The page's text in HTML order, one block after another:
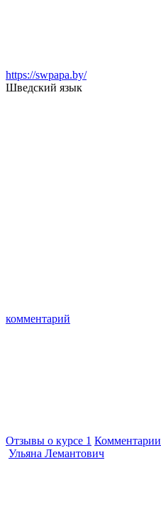
https://swpapa.by/
Шведский язык
комментарий
Отзывы о курсе 1 Комментарии
Ульяна Лемантович